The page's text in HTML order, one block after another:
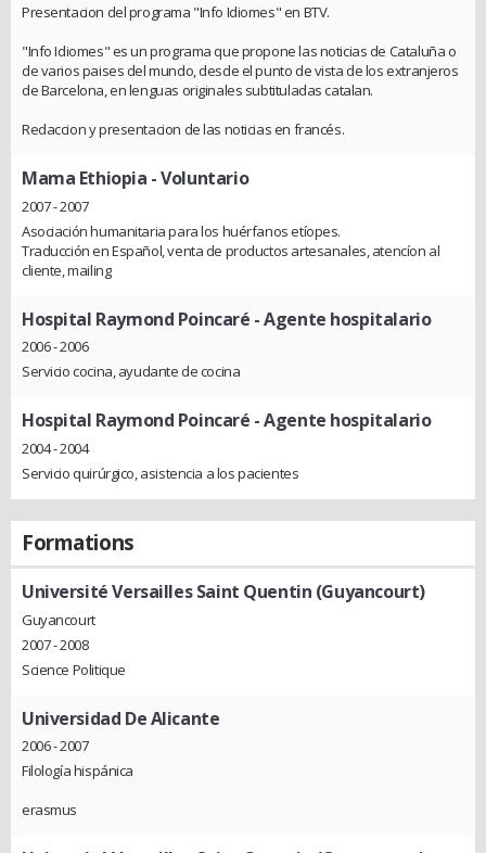
Presentacion del programa "Info Idiomes" en BTV.
"Info Idiomes" es un programa que propone las noticias de Cataluña o
de varios paises del mundo, desde el punto de vista de los extranjeros
de Barcelona, en lenguas originales subtituladas catalan.
Redaccion y presentacion de las noticias en francés.
Mama Ethiopia - Voluntario
2007 - 2007
Asociación humanitaria para los huérfanos etíopes.
Traducción en Español, venta de productos artesanales, atencíon al
cliente, mailing
Hospital Raymond Poincaré - Agente hospitalario
2006 - 2006
Servicio cocina, ayudante de cocina
Hospital Raymond Poincaré - Agente hospitalario
2004 - 2004
Servicio quirúrgico, asistencia a los pacientes
Formations
Université Versailles Saint Quentin (Guyancourt)
Guyancourt
2007 - 2008
Science Politique
Universidad De Alicante
2006 - 2007
Filología hispánica
erasmus